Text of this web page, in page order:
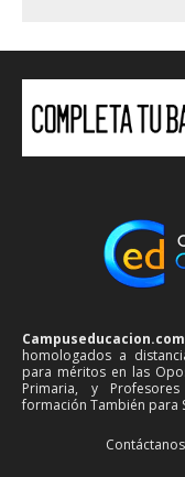
Campuseducacion.com
homologados a
para méritos en las
Primaria, y
formación También para